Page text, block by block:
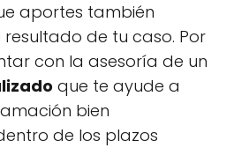
aportes también
resultado de tu caso. Por
con la asesoría de un
que te ayude a
bien
de los plazos